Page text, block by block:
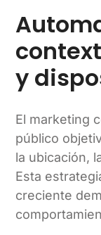
y
El marketing
público
la ubicación,
Esta
creciente